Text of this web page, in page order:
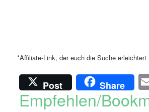
*Affiliate-Link, der euch die Suche erleichtert
Post Share
Empfehlen/